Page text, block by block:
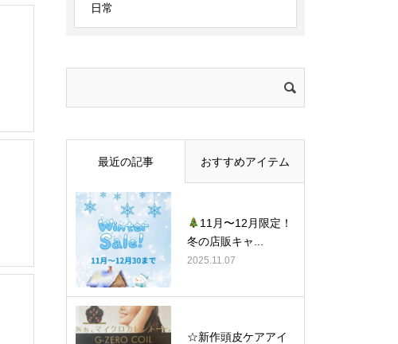
日常
最近の記事 おすすめアイテム
11月〜12月限定！
冬の店販キャ...
2025.11.07
☆新作頭皮ケアアイ